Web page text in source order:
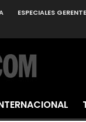
ESPECIALES GERENTE